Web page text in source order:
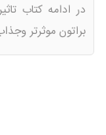
در ادامه کتاب
براتون موثرتر